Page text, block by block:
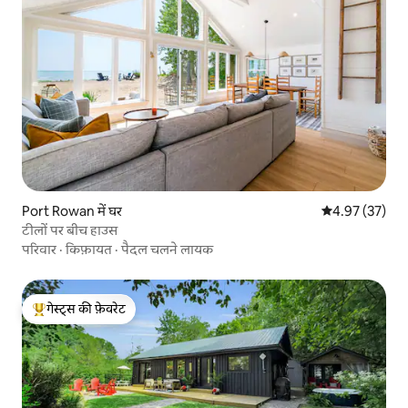
Port Rowan में घर औसत रेटिंग 5 में
4.97 (37)
टीलों पर बीच हाउस
परिवार ·किफ़ायत ·पैदल चलने लायक
गेस्ट्स का टॉप फ़ेवरेट
गेस्ट्स की फ़ेवरेट